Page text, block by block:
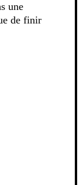
une
de finir